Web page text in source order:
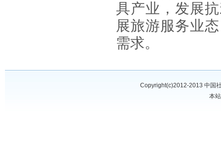
具产业，发展
展旅游服务业
需求。
Copyright(c)2012-2013 中国
本